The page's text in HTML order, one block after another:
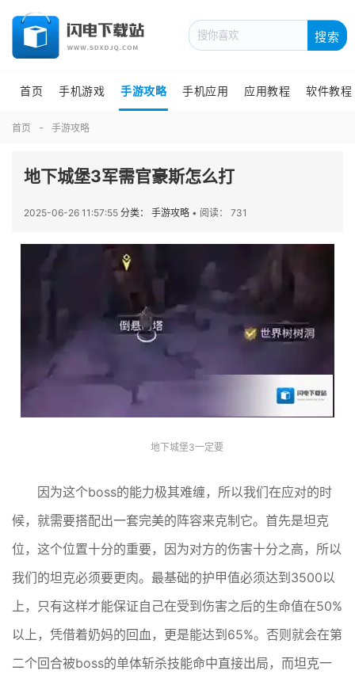
搜索
首页 手机游戏 手游攻略 手机应用 应用教程 软件教程
首页 手游攻略
地下城堡3军需官豪斯怎么打
2025-06-26 11:57:55 分类： 手游攻略 • 阅读： 731
地下城堡3一定要
因为这个boss的能力极其难缠，所以我们在应对的时
候，就需要搭配出一套完美的阵容来克制它。首先是坦克
位，这个位置十分的重要，因为对方的伤害十分之高，所以
我们的坦克必须要更肉。最基础的护甲值必须达到3500以
上，只有这样才能保证自己在受到伤害之后的生命值在50%
以上，凭借着奶妈的回血，更是能达到65%。否则就会在第
二个回合被boss的单体斩杀技能命中直接出局，而坦克一